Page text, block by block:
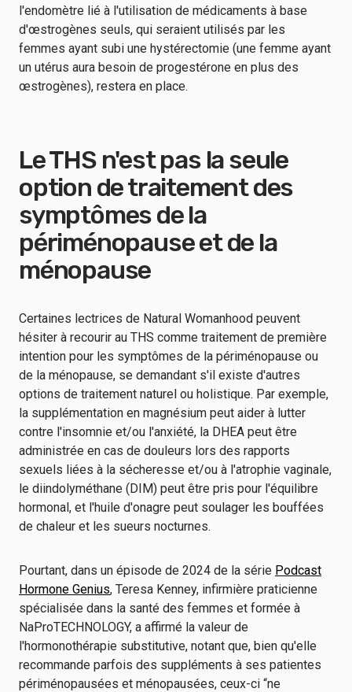
l'endomètre lié à l'utilisation de médicaments à base
d'œstrogènes seuls, qui seraient utilisés par les
femmes ayant subi une hystérectomie (une femme ayant
un utérus aura besoin de progestérone en plus des
œstrogènes), restera en place.
Le THS n'est pas la seule
option de traitement des
symptômes de la
périménopause et de la
ménopause
Certaines lectrices de Natural Womanhood peuvent
hésiter à recourir au THS comme traitement de première
intention pour les symptômes de la périménopause ou
de la ménopause, se demandant s'il existe d'autres
options de traitement naturel ou holistique. Par exemple,
la supplémentation en magnésium peut aider à lutter
contre l'insomnie et/ou l'anxiété, la DHEA peut être
administrée en cas de douleurs lors des rapports
sexuels liées à la sécheresse et/ou à l'atrophie vaginale,
le diindolyméthane (DIM) peut être pris pour l'équilibre
hormonal, et l'huile d'onagre peut soulager les bouffées
de chaleur et les sueurs nocturnes.
Pourtant, dans un épisode de 2024 de la série Podcast
Hormone Genius, Teresa Kenney, infirmière praticienne
spécialisée dans la santé des femmes et formée à
NaProTECHNOLOGY, a affirmé la valeur de
l'hormonothérapie substitutive, notant que, bien qu'elle
recommande parfois des suppléments à ses patientes
périménopausées et ménopausées, ceux-ci “ne